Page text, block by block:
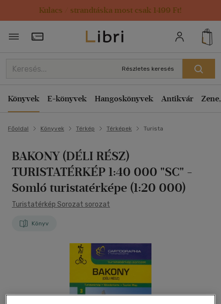
Kulacs / strandtáska most csak 1499 Ft!
Törzsvásárlói Kártya adatai
Részletes keresés
Könyvek E-könyvek Hangoskönyvek Antikvár
Főoldal Könyvek Térkép Térképek Turista
BAKONY (DÉLI RÉSZ)
TURISTATÉRKÉP 1:40 000 "SC" -
Somló turistatérképe (1:20 000)
Turistatérkép Sorozat sorozat
Könyv